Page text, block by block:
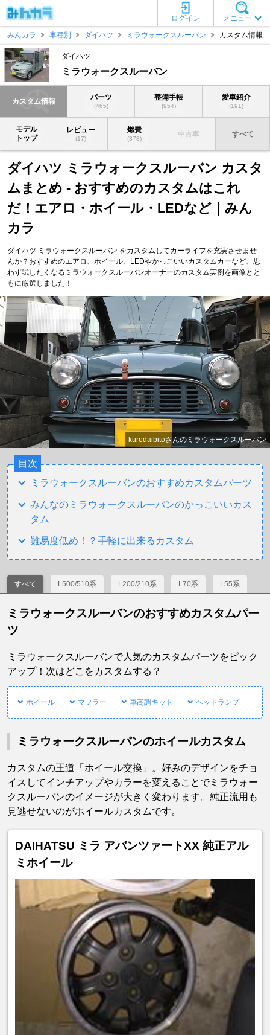
メニュー
ログイン
みんカラ
車種別 ダイハツ ミラウォークスルーバン カスタム情報
ダイハツ
ミラウォークスルーバン
カスタム情報 パーツ
(465)
整備手帳
(954)
愛車紹介
(191)
モデル
トップ
レビュー
(17)
燃費
(378)
中古車 すべて
ダイハツ ミラウォークスルーバン カスタ
ムまとめ - おすすめのカスタムはこれ
だ！エアロ・ホイール・LEDなど｜みん
カラ
ダイハツ ミラウォークスルーバン をカスタムしてカーライフを充実させませ
んか？おすすめのエアロ、ホイール、LEDやかっこいいカスタムカーなど、思
わず試したくなるミラウォークスルーバンオーナーのカスタム実例を画像とと
もに厳選しました！
kurodaibitoさんのミラウォークスルーバン
目次
ミラウォークスルーバンのおすすめカスタムパーツ
みんなのミラウォークスルーバンのかっこいいカス
タム
難易度低め！？手軽に出来るカスタム
すべて L500/510系 L200/210系 L70系 L55系
ミラウォークスルーバンのおすすめカスタムパー
ツ
ミラウォークスルーバンで人気のカスタムパーツをピック
アップ！次はどこをカスタムする？
ホイール マフラー 車高調キット ヘッドランプ
ミラウォークスルーバンのホイールカスタム
カスタムの王道「ホイール交換」。好みのデザインをチョ
イスしてインチアップやカラーを変えることでミラウォー
クスルーバンのイメージが大きく変わります。純正流用も
見逃せないのがホイールカスタムです。
DAIHATSU ミラ アバンツァートXX 純正アル
ミホイール